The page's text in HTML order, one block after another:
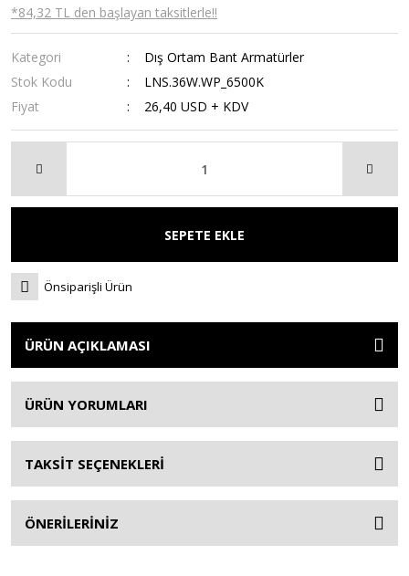
*84,32 TL den başlayan taksitlerle!!
Kategori
Dış Ortam Bant Armatürler
Stok Kodu
LNS.36W.WP_6500K
Fiyat
26,40 USD + KDV
SEPETE EKLE
Önsiparişli Ürün
ÜRÜN AÇIKLAMASI
ÜRÜN YORUMLARI
TAKSİT SEÇENEKLERİ
ÖNERİLERİNİZ